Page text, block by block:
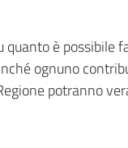
è possibile
ognuno
potranno